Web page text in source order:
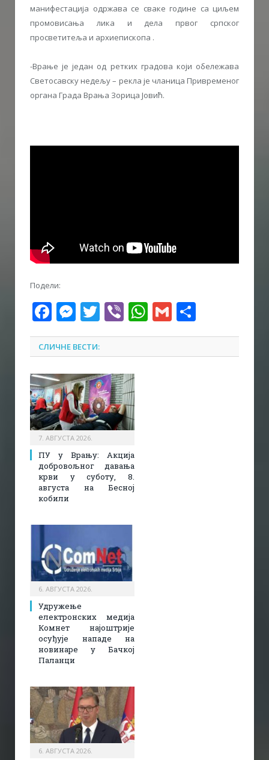
манифестација одржава се сваке године са циљем
промовисања лика и дела првог српског
просветитеља и архиепископа .
-Врање је један од ретких градова који обележава
Светосавску недељу – рекла је чланица Привременог
органа Града Врања Зорица Јовић.
Подели:
Facebook
Messenger
Twitter
ViberWhatsApp
Gmail
СЛИЧНЕ ВЕСТИ:
7. АВГУСТА 2026.
ПУ у Врању: Акција
добровољног давања
крви у суботу, 8.
августа на Бесној
кобили
6. АВГУСТА 2026.
Удружење
електронских медија
Комнет најоштрије
осуђује нападе на
новинаре у Бачкој
Паланци
6. АВГУСТА 2026.